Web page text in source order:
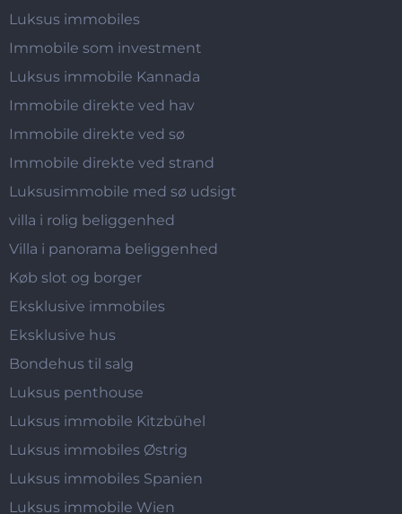
Luksus immobiles
Immobile som investment
Luksus immobile Kannada
Immobile direkte ved hav
Immobile direkte ved sø
Immobile direkte ved strand
Luksusimmobile med sø udsigt
villa i rolig beliggenhed
Villa i panorama beliggenhed
Køb slot og borger
Eksklusive immobiles
Eksklusive hus
Bondehus til salg
Luksus penthouse
Luksus immobile Kitzbühel
Luksus immobiles Østrig
Luksus immobiles Spanien
Luksus immobile Wien